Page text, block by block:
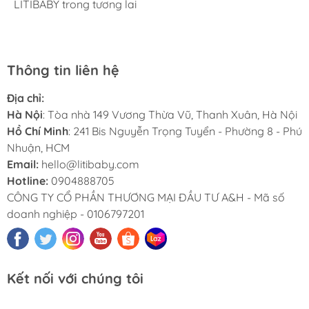
hàng phong phú, tha hồ lựa chọn. Nhân viên chuyên
LITIBABY trong tương lai
luôn. Tuyệt vời LITIBABY ơi
size đại, bé nhà mình hơn 50kg mua ở ngoài rất khó
Thông tin liên hệ
Địa chỉ:
Hà Nội: Tòa nhà 149 Vương Thừa Vũ, Thanh Xuân, Hà Nội
Hồ Chí Minh: 241 Bis Nguyễn Trọng Tuyển - Phường 8 - Phú
Nhuận, HCM
Email: hello@litibaby.com
Hotline: 0904888705
CÔNG TY CỔ PHẦN THƯƠNG MẠI ĐẦU TƯ A&H - Mã số
doanh nghiệp - 0106797201
Kết nối với chúng tôi